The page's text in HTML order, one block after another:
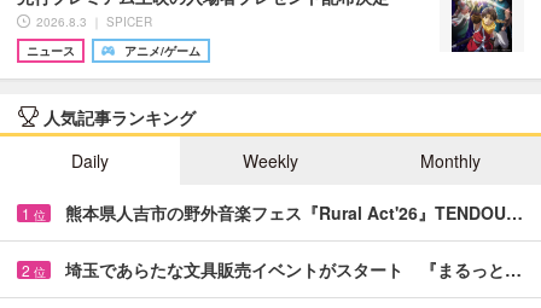
2026.8.3 ｜ SPICER
ニュース
アニメ/ゲーム
人気記事ランキング
Daily
Weekly Monthly
1 位 熊本県人吉市の野外音楽フェス『Rural Act'26』TENDOU…
2 位 埼玉であらたな文具販売イベントがスタート 『まるっと…